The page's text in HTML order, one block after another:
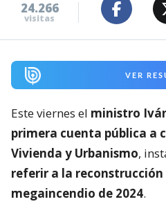
24.266
visitas
VER
Este viernes el ministro
primera cuenta pública a
Vivienda y Urbanismo,
referir a la
megaincendio de 2024.